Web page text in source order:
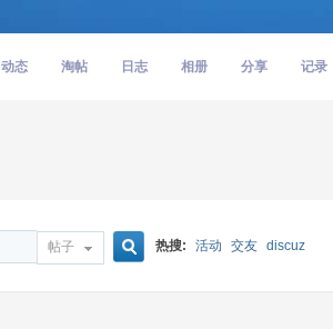
动态 淘帖 日志 相册 分享 记录
帖子 热搜: 活动 交友 discuz